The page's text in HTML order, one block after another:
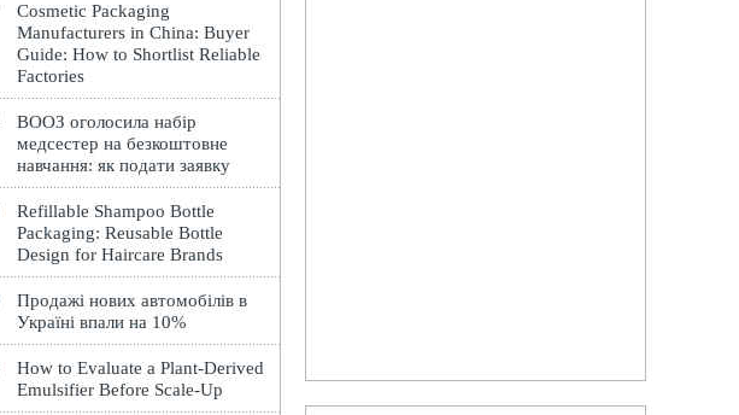
Cosmetic Packaging
Manufacturers in China: Buyer
Guide: How to Shortlist Reliable
Factories
ВООЗ оголосила набір
медсестер на безкоштовне
навчання: як подати заявку
Refillable Shampoo Bottle
Packaging: Reusable Bottle
Design for Haircare Brands
Продажі нових автомобілів в
Україні впали на 10%
How to Evaluate a Plant-Derived
Emulsifier Before Scale-Up